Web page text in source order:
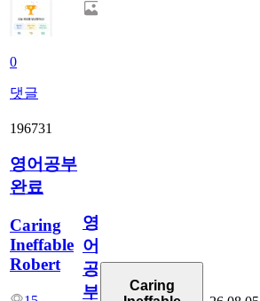
0
댓글
196731
영어공부
완료
Caring
Ineffable
Robert
영
어
공
부
Caring